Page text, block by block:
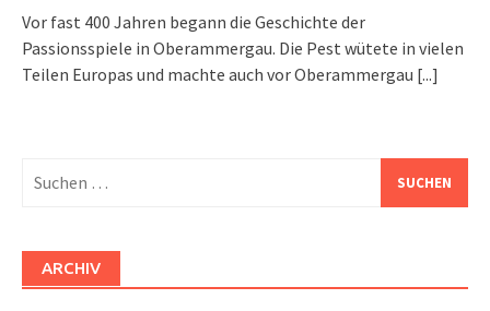
Vor fast 400 Jahren begann die Geschichte der
Passionsspiele in Oberammergau. Die Pest wütete in vielen
Teilen Europas und machte auch vor Oberammergau [...]
nach:
ARCHIV